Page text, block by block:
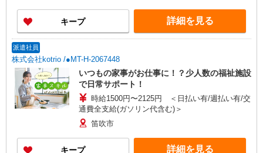
キープ 詳細を見る
派遣社員
株式会社kotrio /●MT-H-2067448
いつもの家事がお仕事に！？少人数の福祉施設
で日常サポート！
時給1500円〜2125円 ＜日払い有/週払い有/交
通費全支給(ガソリン代含む)＞
笛吹市
キープ 詳細を見る